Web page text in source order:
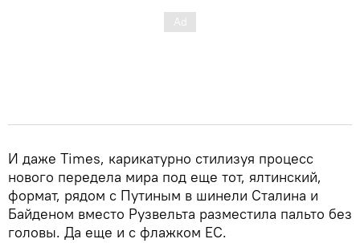
И даже Times, карикатурно стилизуя процесс
нового передела мира под еще тот, ялтинский,
формат, рядом с Путиным в шинели Сталина и
Байденом вместо Рузвельта разместила пальто без
головы. Да еще и с флажком ЕС.